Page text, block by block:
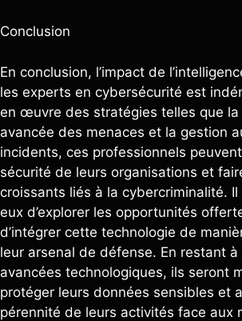
Conclusion
En conclusion, l’impact de
les experts en cybersécurité est
en œuvre des stratégies telles que
avancée des menaces et la gestion
incidents, ces professionnels
sécurité de leurs organisations et
croissants liés à la cybercriminalité.
eux d’explorer les opportunités
d’intégrer cette technologie de
leur arsenal de défense. En restant
avancées technologiques, ils seront
protéger leurs données sensibles et
pérennité de leurs activités face aux